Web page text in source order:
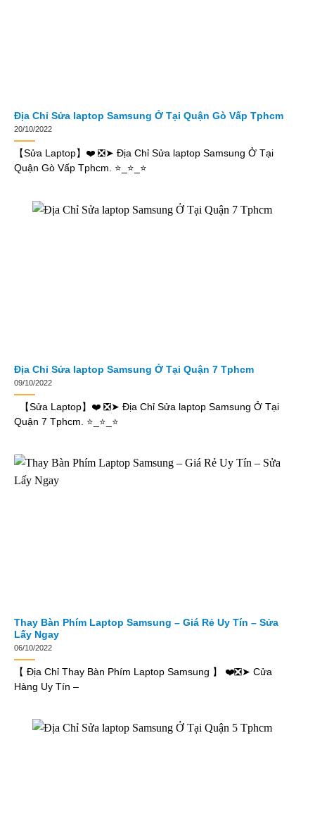
Địa Chỉ Sửa laptop Samsung Ở Tại Quận Gò Vấp Tphcm
20/10/2022
【Sửa Laptop】❤️ ❎➤ Địa Chỉ Sửa laptop Samsung Ở Tại
Quận Gò Vấp Tphcm. ⭐_⭐_⭐
Địa Chỉ Sửa laptop Samsung Ở Tại Quận 7 Tphcm
09/10/2022
【Sửa Laptop】❤️ ❎➤ Địa Chỉ Sửa laptop Samsung Ở Tại
Quận 7 Tphcm. ⭐_⭐_⭐
Thay Bàn Phím Laptop Samsung – Giá Rẻ Uy Tín – Sửa
Lấy Ngay
06/10/2022
【 Địa Chỉ Thay Bàn Phím Laptop Samsung 】 ❤️❎➤ Cửa
Hàng Uy Tín –